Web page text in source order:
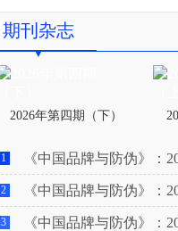
期刊杂志
2026年第四期（下）
1 《中国品牌与防伪》：
2 《中国品牌与防伪》：
3 《中国品牌与防伪》：